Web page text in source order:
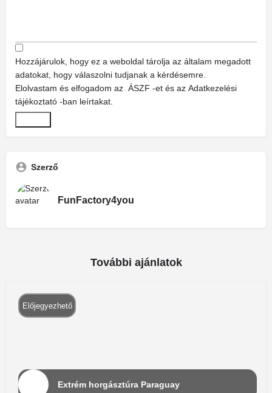
Hozzájárulok, hogy ez a weboldal tárolja az általam megadott
adatokat, hogy válaszolni tudjanak a kérdésemre.
Elolvastam és elfogadom az ÁSZF -et és az Adatkezelési
tájékoztató -ban leírtakat.
Szerző
FunFactory4you
További ajánlatok
Extrém horgásztúra Paraguay
Előjegyezhető